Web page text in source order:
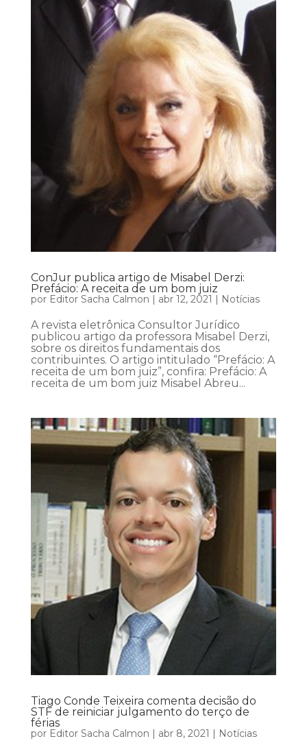
ConJur publica artigo de Misabel Derzi:
Prefácio: A receita de um bom juiz
por Editor Sacha Calmon | abr 12, 2021 | Notícias
A revista eletrônica Consultor Jurídico
publicou artigo da professora Misabel Derzi,
sobre os direitos fundamentais dos
contribuintes. O artigo intitulado “Prefácio: A
receita de um bom juiz”, confira: Prefácio: A
receita de um bom juiz Misabel Abreu...
Tiago Conde Teixeira comenta decisão do
STF de reiniciar julgamento do terço de
férias
por Editor Sacha Calmon | abr 8, 2021 | Notícias